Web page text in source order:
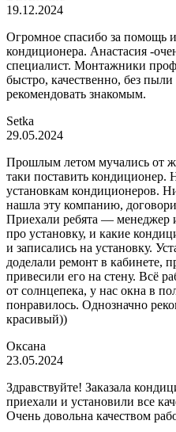
19.12.2024
Огромное спасибо за помощь
кондиционера. Анастасия -
специалист. Монтажники
быстро, качественно, без
рекомендовать знакомым.
Setka
29.05.2024
Прошлым летом мучались от
таки поставить
установкам кондиционеров.
нашла эту компанию,
Приехали ребята — менеджер
про установку, и какие
и записались на установку.
доделали ремонт в кабинете,
привесили его на стену. Всё
от солнцепека, у нас окна в
понравилось. Однозначно
красивый))
Оксана
23.05.2024
Здравствуйте! Заказала
приехали и установили все
Очень довольна качеством